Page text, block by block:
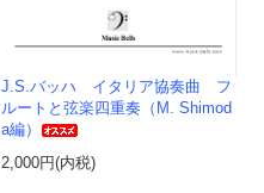
J.S.バッハ イタリア協奏曲 フ
ルートと弦楽四重奏（M. Shimod
a編）
2,000円(内税)